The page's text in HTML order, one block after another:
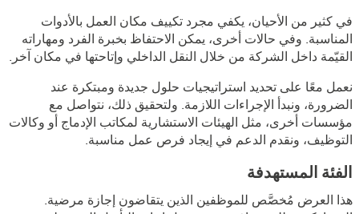
في كثير من الأحيان، يكفي مجرد تكييف مكان العمل بالأدوات
المناسبة. وفي حالات أخرى، يمكن الاحتفاظ بخبرة الفرد ومهاراته
القيّمة داخل الشركة من خلال النقل الداخلي وإتاحتها في مكان آخر.
نعمل معًا على تحديد استراتيجيات حلول جديدة ومبتكرة عند
الضرورة، ونبدأ الإجراءات اللازمة. ولتحقيق ذلك، نتواصل مع
مؤسسات أخرى، مثل الهيئات الاستشارية لمكاتب الإدماج أو وكالات
التوظيف، ونقدم الدعم في إيجاد فرص عمل مناسبة.
الفئة المستهدفة
هذا العرض مُخصَّص للموظفين الذين يتقاضون إجازة مرضية.